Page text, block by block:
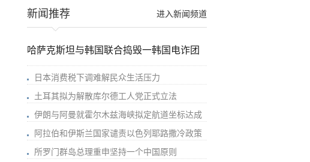
进入新闻频道
新闻推荐
哈萨克斯坦与韩国联合捣毁一韩国电诈团
日本消费税下调难解民众生活压力
土耳其拟为解散库尔德工人党正式立法
伊朗与阿曼就霍尔木兹海峡拟定航道坐标达成
阿拉伯和伊斯兰国家谴责以色列耶路撒冷政策
所罗门群岛总理重申坚持一个中国原则